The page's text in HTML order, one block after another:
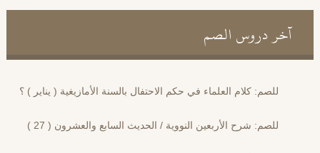
آخر دروس الصم
للصم: كلام العلماء في حكم الاحتفال بالسنة الأمازيغية ( يناير ) ؟
للصم: شرح الأربعين النووية / الحديث السابع والعشرون ( 27 )